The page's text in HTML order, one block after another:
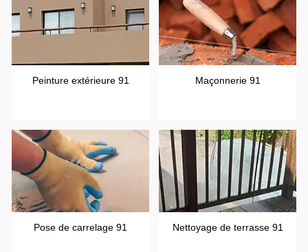
Peinture extérieure 91 Maçonnerie 91
Pose de carrelage 91 Nettoyage de terrasse 91